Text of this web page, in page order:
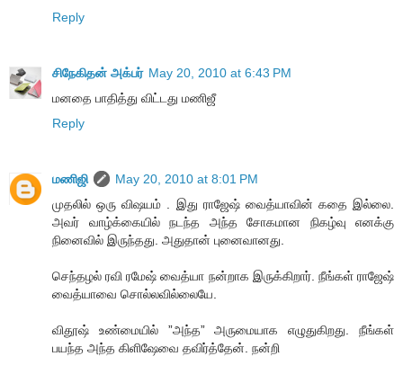
Reply
சிநேகிதன் அக்பர் May 20, 2010 at 6:43 PM
மனதை பாதித்து விட்டது மணிஜீ
Reply
மணிஜி
May 20, 2010 at 8:01 PM
முதலில் ஒரு விஷயம் . இது ராஜேஷ் வைத்யாவின் கதை இல்லை.
அவர் வாழ்க்கையில் நடந்த அந்த சோகமான நிகழ்வு எனக்கு
நினைவில் இருந்தது. அதுதான் புனைவானது.
செந்தழல் ரவி ரமேஷ் வைத்யா நன்றாக இருக்கிறார். நீங்கள் ராஜேஷ்
வைத்யாவை சொல்லவில்லையே.
விதூஷ் உண்மையில் ”அந்த” அருமையாக எழுதுகிறது. நீங்கள்
பயந்த அந்த கிளிஷேவை தவிர்த்தேன். நன்றி